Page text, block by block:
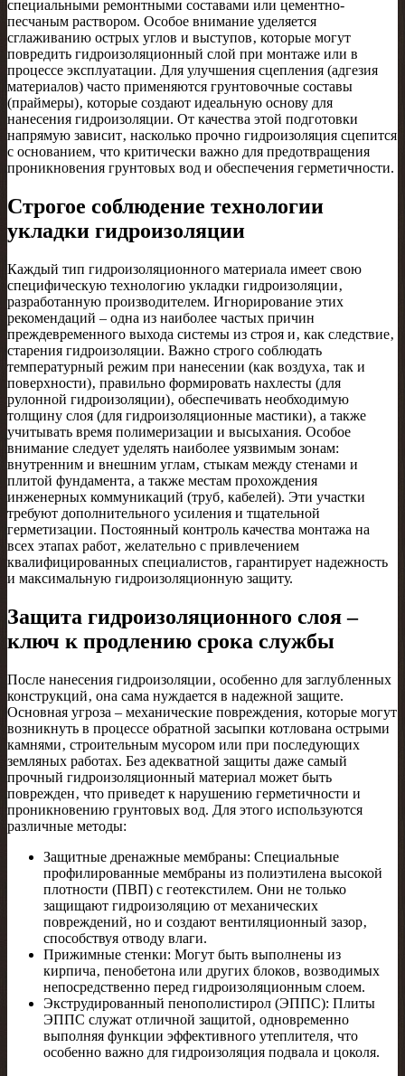
специальными ремонтными составами или цементно-
песчаным раствором. Особое внимание уделяется
сглаживанию острых углов и выступов‚ которые могут
повредить гидроизоляционный слой при монтаже или в
процессе эксплуатации. Для улучшения сцепления (адгезия
материалов) часто применяются грунтовочные составы
(праймеры)‚ которые создают идеальную основу для
нанесения гидроизоляции. От качества этой подготовки
напрямую зависит‚ насколько прочно гидроизоляция сцепится
с основанием‚ что критически важно для предотвращения
проникновения грунтовых вод и обеспечения герметичности.
Строгое соблюдение технологии
укладки гидроизоляции
Каждый тип гидроизоляционного материала имеет свою
специфическую технологию укладки гидроизоляции‚
разработанную производителем. Игнорирование этих
рекомендаций – одна из наиболее частых причин
преждевременного выхода системы из строя и‚ как следствие‚
старения гидроизоляции. Важно строго соблюдать
температурный режим при нанесении (как воздуха‚ так и
поверхности)‚ правильно формировать нахлесты (для
рулонной гидроизоляции)‚ обеспечивать необходимую
толщину слоя (для гидроизоляционные мастики)‚ а также
учитывать время полимеризации и высыхания. Особое
внимание следует уделять наиболее уязвимым зонам:
внутренним и внешним углам‚ стыкам между стенами и
плитой фундамента‚ а также местам прохождения
инженерных коммуникаций (труб‚ кабелей). Эти участки
требуют дополнительного усиления и тщательной
герметизации. Постоянный контроль качества монтажа на
всех этапах работ‚ желательно с привлечением
квалифицированных специалистов‚ гарантирует надежность
и максимальную гидроизоляционную защиту.
Защита гидроизоляционного слоя –
ключ к продлению срока службы
После нанесения гидроизоляции‚ особенно для заглубленных
конструкций‚ она сама нуждается в надежной защите.
Основная угроза – механические повреждения‚ которые могут
возникнуть в процессе обратной засыпки котлована острыми
камнями‚ строительным мусором или при последующих
земляных работах. Без адекватной защиты даже самый
прочный гидроизоляционный материал может быть
поврежден‚ что приведет к нарушению герметичности и
проникновению грунтовых вод. Для этого используются
различные методы:
Защитные дренажные мембраны: Специальные
профилированные мембраны из полиэтилена высокой
плотности (ПВП) с геотекстилем. Они не только
защищают гидроизоляцию от механических
повреждений‚ но и создают вентиляционный зазор‚
способствуя отводу влаги.
Прижимные стенки: Могут быть выполнены из
кирпича‚ пенобетона или других блоков‚ возводимых
непосредственно перед гидроизоляционным слоем.
Экструдированный пенополистирол (ЭППС): Плиты
ЭППС служат отличной защитой‚ одновременно
выполняя функции эффективного утеплителя‚ что
особенно важно для гидроизоляция подвала и цоколя.